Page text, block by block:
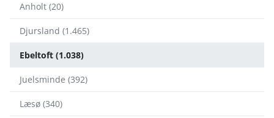
Anholt (20)
Djursland (1.465)
Ebeltoft (1.038)
Juelsminde (392)
Læsø (340)